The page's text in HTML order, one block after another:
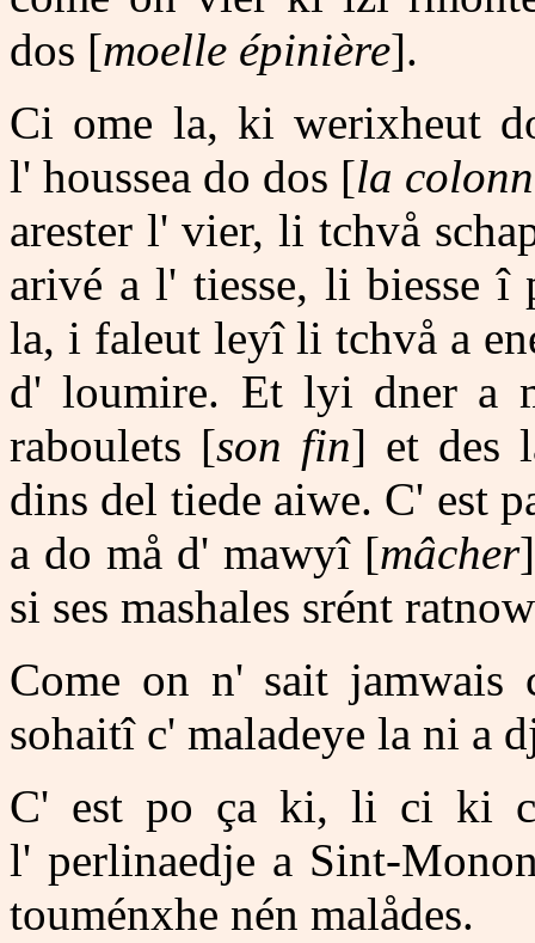
dos [moelle épinière].
Ci ome la, ki werixheut
l' houssea do dos [la
arester l' vier, li tchvå
arivé a l' tiesse, li biesse î
la, i faleut leyî li tchvå a
d' loumire. Et lyi dner a
raboulets [son fin] et des
dins del tiede aiwe. C' est
a do må d' mawyî [mâcher
si ses mashales srént
Come on n' sait
sohaitî c' maladeye la ni a
C' est po ça ki, li ci ki
l' perlinaedje a Sint-
touménxhe nén malådes.